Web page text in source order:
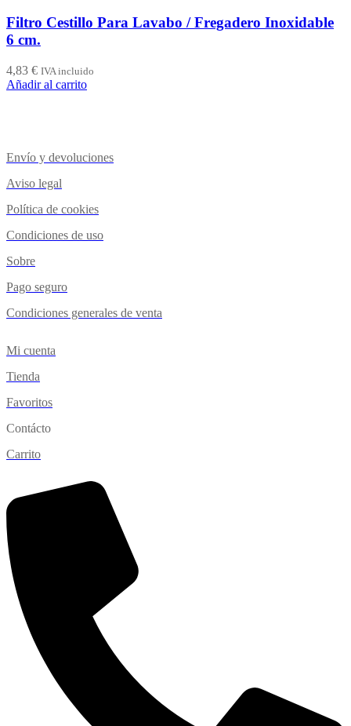
Filtro Cestillo Para Lavabo / Fregadero Inoxidable
6 cm.
4,83 € IVA incluido
Añadir al carrito
Envío y devoluciones
Aviso legal
Política de cookies
Condiciones de uso
Sobre
Pago seguro
Condiciones generales de venta
Mi cuenta
Tienda
Favoritos
Contácto
Carrito